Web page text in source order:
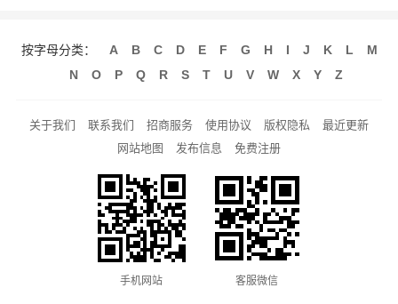
按字母分类： A B C D E F G H I J K L
M
N
O P Q R S T U V W X Y Z
关于我们 联系我们 招商服务 使用协议 版权隐私
最近更新
网站地图
发布信息 免费注册
手机网站 客服微信